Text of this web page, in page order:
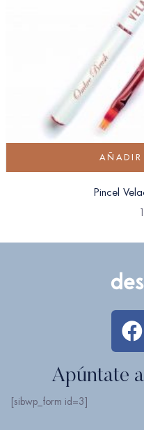
AÑADIR
Pincel
Apúntate
[sibwp_form id=3]